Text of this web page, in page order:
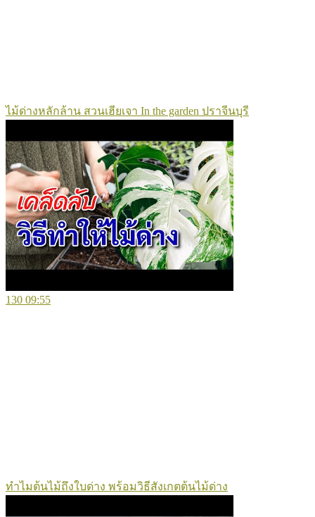
ไม้ด่างหลักล้าน สวนเฮียเจา In the garden ปราจีนบุรี
130 09:55
ทำไมต้นไม้ถึงใบด่าง พร้อมวิธีสังเกตต้นไม้ด่าง